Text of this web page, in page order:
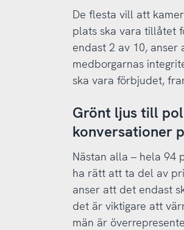
De flesta vill att
plats ska vara tillåtet
endast 2 av 10,
medborgarnas
ska vara förbjudet,
Grönt ljus till
konversationer
Nästan alla – hela 94
ha rätt att ta del av
anser att det endast
det är viktigare att
män är